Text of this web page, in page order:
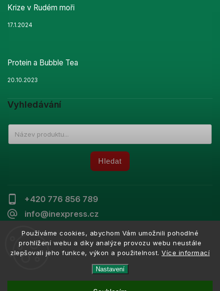
Používáme cookies, abychom Vám umožnili pohodlné
prohlížení webu a díky analýze provozu webu neustále
zlepšovali jeho funkce, výkon a použitelnost. Více informací
Nastavení
+420 776 856 789
info@inexpress.cz
Krize v Rudém moři
17.1.2024
Protein a Bubble Tea
20.10.2023
Vyhledávání
Hledat
Copyright 2026Inexpress . Všechna práva vyhrazena.
VytvořilShoptet| Design